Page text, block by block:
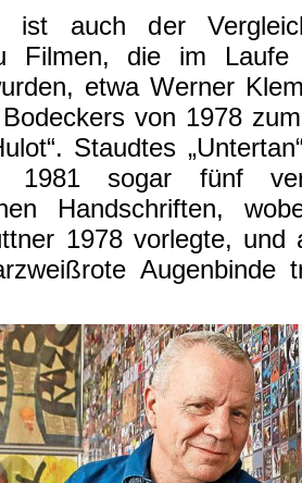
ist auch der
Filmen, die im
etwa Werner
von 1978
Staudtes
1981 sogar fünf
Handschriften,
1978 vorlegte, und
Augenbinde